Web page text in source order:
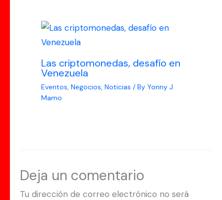
Las criptomonedas, desafío en
Venezuela
Eventos, Negocios, Noticias / By Yonny J.
Mamo
Deja un comentario
Tu dirección de correo electrónico no será